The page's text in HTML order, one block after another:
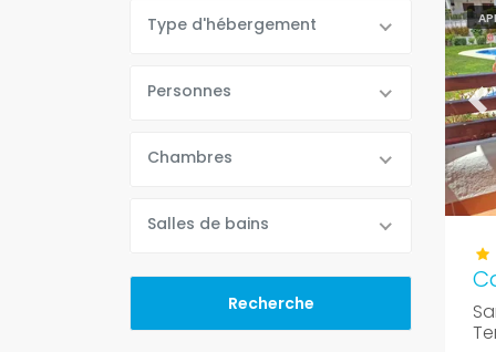
Type d'hébergement
Personnes
Chambres
Salles de bains